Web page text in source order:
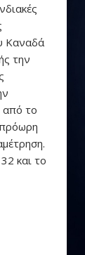
Καναδά
την
από το
και το